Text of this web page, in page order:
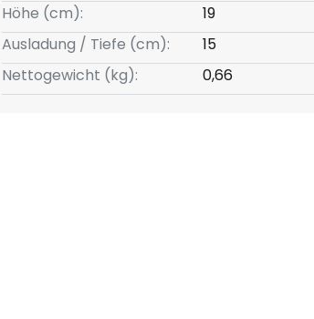
Höhe (cm):
19
Ausladung / Tiefe (cm):
15
Nettogewicht (kg):
0,66